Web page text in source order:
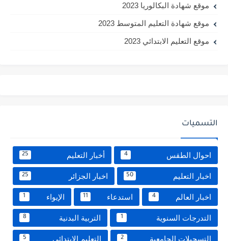
موقع شهادة البكالوريا 2023
موقع شهادة التعليم المتوسط 2023
موقع التعليم الابتدائي 2023
التسميات
احوال الطقس 4 أخبار التعليم 25
اخبار التعليم 50 اخبار الجزائر 25
اخبار العالم 4 استدعاء 11 الإيواء 1
التدرجات السنوية 1 التربية البدنية 8
التسجيلات الجامعية 2 التعليم الابتدائي 5